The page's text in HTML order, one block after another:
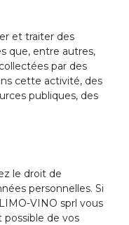
et traiter des
que, entre autres,
par des
cette activité, des
publiques, des
le droit de
personnelles. Si
VINO sprl vous
possible de vos